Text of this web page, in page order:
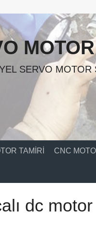
SERVO MOTOR
TAMIRI CNC
dc